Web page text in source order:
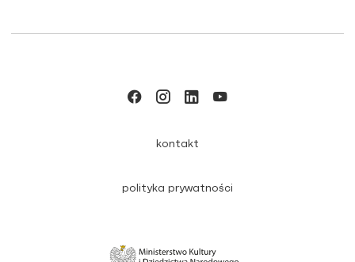
kontakt
polityka prywatności